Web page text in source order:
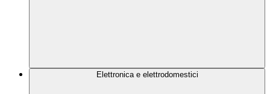
Elettronica e elettrodomestici